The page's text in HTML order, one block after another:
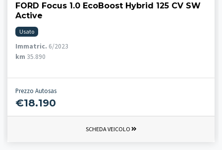
FORD Focus 1.0 EcoBoost Hybrid 125 CV SW
Active
Usato
Immatric. 6/2023
km 35.890
Prezzo Autosas
€18.190
SCHEDA VEICOLO